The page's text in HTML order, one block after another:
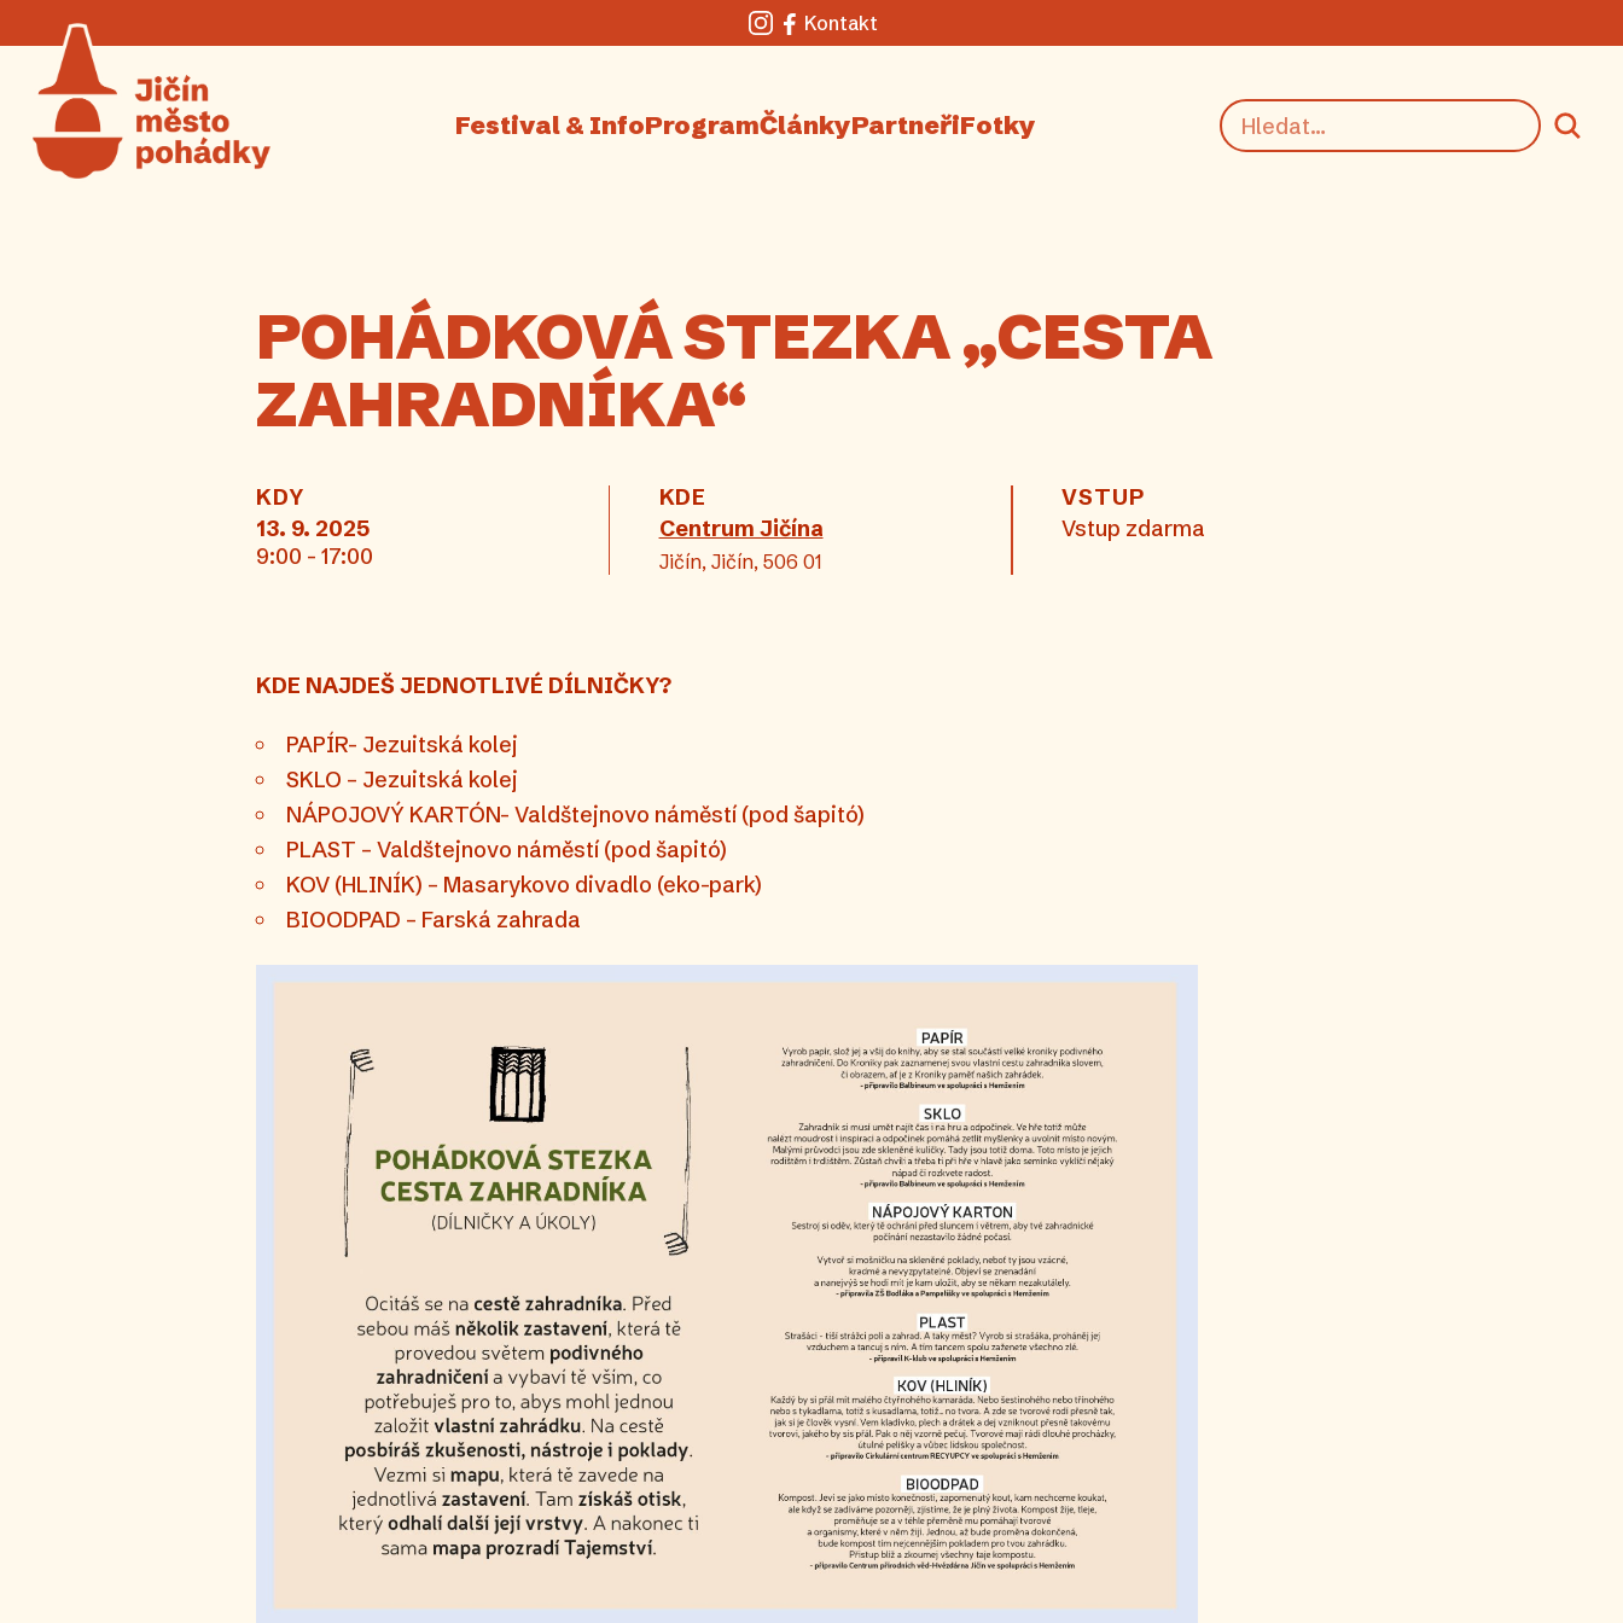
Instagram
Facebook
Kontakt
Festival & InfoProgramČlánkyPartneřiFotky
POHÁDKOVÁ STEZKA „CESTA
ZAHRADNÍKA“
KDY
13. 9. 2025
9:00 - 17:00
KDE
Centrum Jičína
Jičín, Jičín, 506 01
VSTUP
Vstup zdarma
KDE NAJDEŠ JEDNOTLIVÉ DÍLNIČKY?
PAPÍR- Jezuitská kolej
SKLO – Jezuitská kolej
NÁPOJOVÝ KARTÓN- Valdštejnovo náměstí (pod šapitó)
PLAST – Valdštejnovo náměstí (pod šapitó)
KOV (HLINÍK) – Masarykovo divadlo (eko-park)
BIOODPAD – Farská zahrada